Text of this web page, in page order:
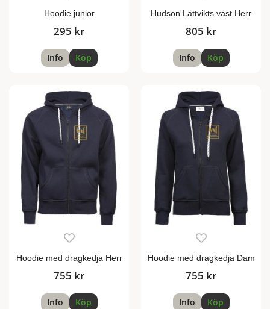
Hoodie junior
295 kr
Info Köp
Hudson Lättvikts väst Herr
805 kr
Info Köp
Hoodie med dragkedja Herr
755 kr
Info Köp
Hoodie med dragkedja Dam
755 kr
Info Köp